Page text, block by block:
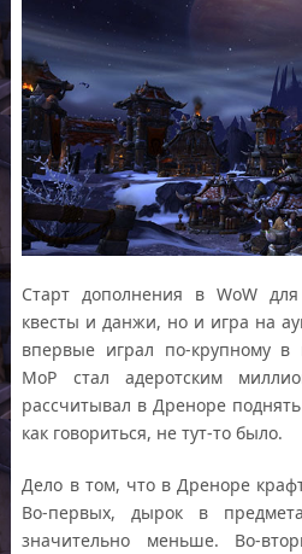
Старт дополнения в WoW
квесты и данжи, но и игра на
впервые играл по-крупному
MoP стал адеротским
рассчитывал в Дреноре
как говориться, не тут-то было.
Дело в том, что в Дреноре
Во-первых, дырок в
значительно меньше. Во-